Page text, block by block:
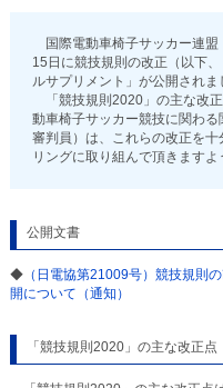
国際電動車椅子サッカー連盟
15日に競技規則の改正（以下
ルサプリメント」が公開されま
「競技規則2020」の主な改
動車椅子サッカー競技に関わる
審判員）は、これらの改正を
リングに取り組んで頂きますよ
公開文書
◆（日電協第21009号）競技規則
開について（通知）
「競技規則2020」の主な改正点